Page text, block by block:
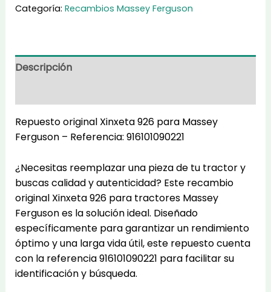
Categoría: Recambios Massey Ferguson
Descripción
Repuesto original Xinxeta 926 para Massey
Ferguson – Referencia: 916101090221
¿Necesitas reemplazar una pieza de tu tractor y
buscas calidad y autenticidad? Este recambio
original Xinxeta 926 para tractores Massey
Ferguson es la solución ideal. Diseñado
específicamente para garantizar un rendimiento
óptimo y una larga vida útil, este repuesto cuenta
con la referencia 916101090221 para facilitar su
identificación y búsqueda.